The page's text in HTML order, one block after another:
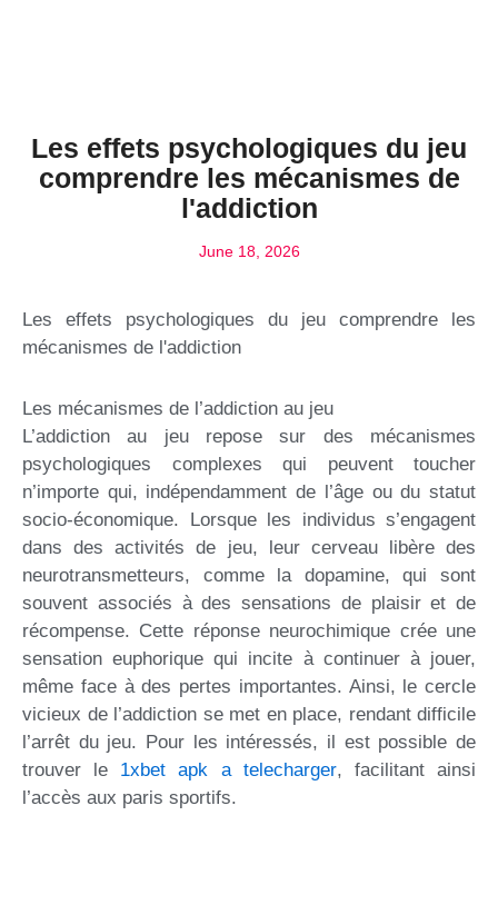
Les effets psychologiques du jeu
comprendre les mécanismes de
l'addiction
June 18, 2026
Les effets psychologiques du jeu comprendre les
mécanismes de l'addiction
Les mécanismes de l’addiction au jeu
L’addiction au jeu repose sur des mécanismes
psychologiques complexes qui peuvent toucher
n’importe qui, indépendamment de l’âge ou du statut
socio-économique. Lorsque les individus s’engagent
dans des activités de jeu, leur cerveau libère des
neurotransmetteurs, comme la dopamine, qui sont
souvent associés à des sensations de plaisir et de
récompense. Cette réponse neurochimique crée une
sensation euphorique qui incite à continuer à jouer,
même face à des pertes importantes. Ainsi, le cercle
vicieux de l’addiction se met en place, rendant difficile
l’arrêt du jeu. Pour les intéressés, il est possible de
trouver le 1xbet apk a telecharger, facilitant ainsi
l’accès aux paris sportifs.